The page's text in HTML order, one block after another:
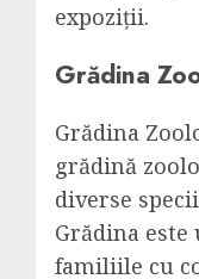
expoziții.
Grădina
Grădina
grădină
diverse
Grădina
familiile cu